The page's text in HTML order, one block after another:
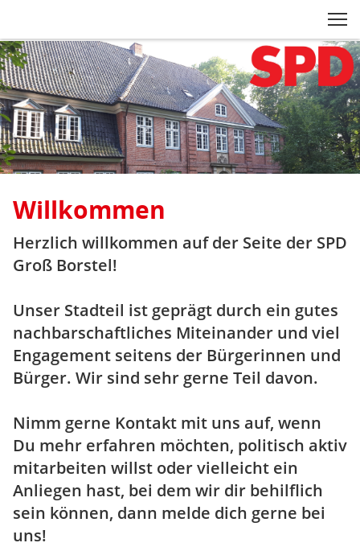
Navigation
Inhaltsbereich
gross-
borstel.spd-
hamburg.de
Willkommen
Herzlich willkommen auf der Seite der SPD
Groß Borstel!
Unser Stadteil ist geprägt durch ein gutes
nachbarschaftliches Miteinander und viel
Engagement seitens der Bürgerinnen und
Bürger. Wir sind sehr gerne Teil davon.
Nimm gerne Kontakt mit uns auf, wenn
Du mehr erfahren möchten, politisch aktiv
mitarbeiten willst oder vielleicht ein
Anliegen hast, bei dem wir dir behilflich
sein können, dann melde dich gerne bei
uns!